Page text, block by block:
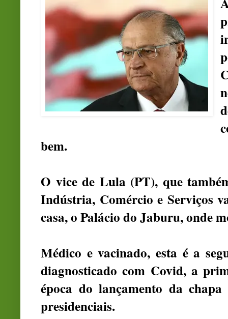
bem.
O vice de Lula (PT), que
Indústria, Comércio e Serviços
casa, o Palácio do Jaburu, onde
Médico e vacinado, esta é a
diagnosticado com Covid, a
época do lançamento da
presidenciais.